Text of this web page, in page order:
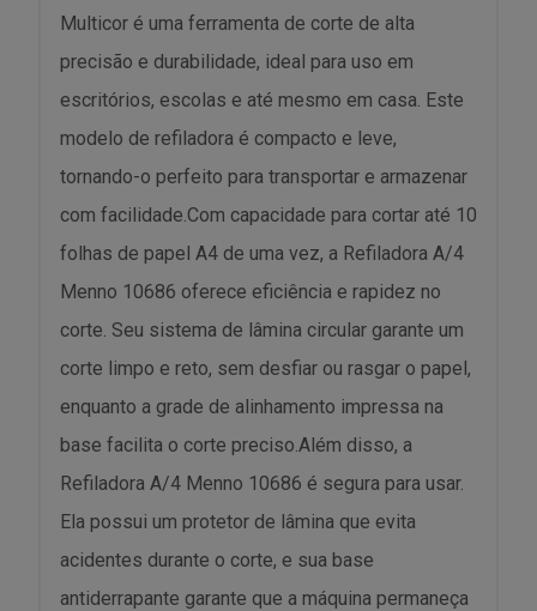
Multicor é uma ferramenta de corte de alta
precisão e durabilidade, ideal para uso em
escritórios, escolas e até mesmo em casa. Este
modelo de refiladora é compacto e leve,
tornando-o perfeito para transportar e armazenar
com facilidade.Com capacidade para cortar até 10
folhas de papel A4 de uma vez, a Refiladora A/4
Menno 10686 oferece eficiência e rapidez no
corte. Seu sistema de lâmina circular garante um
corte limpo e reto, sem desfiar ou rasgar o papel,
enquanto a grade de alinhamento impressa na
base facilita o corte preciso.Além disso, a
Refiladora A/4 Menno 10686 é segura para usar.
Ela possui um protetor de lâmina que evita
acidentes durante o corte, e sua base
antiderrapante garante que a máquina permaneça